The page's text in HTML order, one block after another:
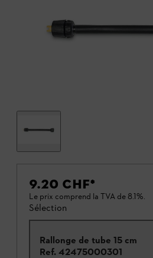
9.20 CHF*
Le prix comprend la TVA de 8.1%.
Sélection
Rallonge de tube 15 cm
Ref. 42475000301